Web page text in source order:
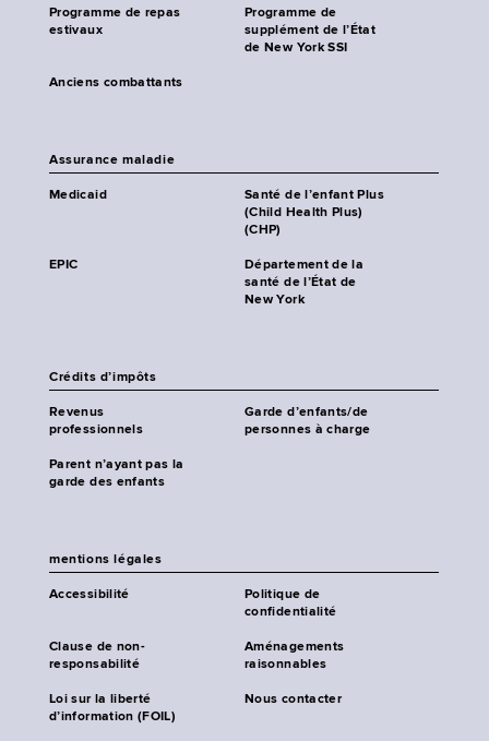
Programme de repas
estivaux
Programme de
supplément de l’État
de New York SSI
Anciens combattants
Assurance maladie
Medicaid
Santé de l’enfant Plus
(Child Health Plus)
(CHP)
EPIC
Département de la
santé de l’État de
New York
Crédits d’impôts
Revenus
professionnels
Garde d’enfants/de
personnes à charge
Parent n’ayant pas la
garde des enfants
mentions légales
Accessibilité
Politique de
confidentialité
Clause de non-
responsabilité
Aménagements
raisonnables
Loi sur la liberté
d’information (FOIL)
Nous contacter